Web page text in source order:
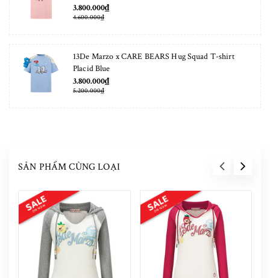
3.800.000₫
4.600.000₫
13De Marzo x CARE BEARS Hug Squad T-shirt
Placid Blue
3.800.000₫
5.200.000₫
SẢN PHẨM CÙNG LOẠI